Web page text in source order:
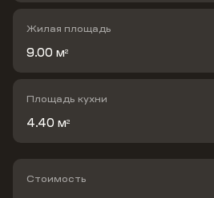
Жилая площадь
9.00 м2
Площадь кухни
4.40 м2
Стоимость